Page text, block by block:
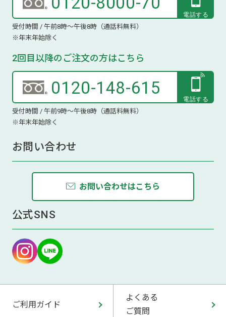
受付時間 / 午前8時～午後8時（通話料無料）
※年末年始除く
2回目以降のご注文の方はこちら
0120-148-615
受付時間 / 午前9時～午後8時（通話料無料）
※年末年始除く
お問い合わせ
お問い合わせはこちら
公式SNS
ご利用ガイド
よくある
ご質問